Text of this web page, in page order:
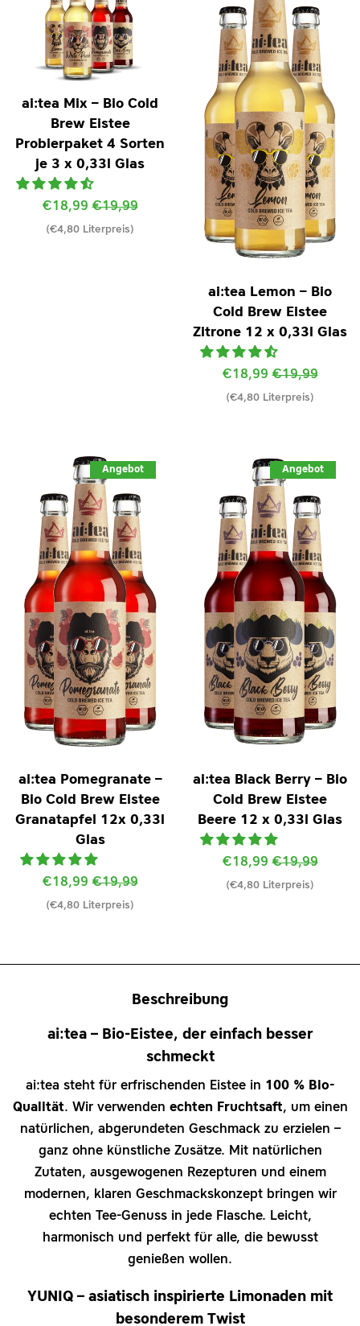
ai:tea Mix – Bio Cold
Brew Eistee
Probierpaket 4 Sorten
je 3 x 0,33l Glas
Sonderpreis
€18,99Normaler
Preis
€19,99
(€4,80 Literpreis)
ai:tea Lemon – Bio
Cold Brew Eistee
Zitrone 12 x 0,33l Glas
Sonderpreis
€18,99Normaler
Preis
€19,99
(€4,80 Literpreis)
ai:tea Pomegranate –
Bio Cold Brew Eistee
Granatapfel 12x 0,33l
Glas
Sonderpreis
€18,99Normaler
Preis
€19,99
(€4,80 Literpreis)
Angebot
ai:tea Black Berry – Bio
Cold Brew Eistee
Beere 12 x 0,33l Glas
Sonderpreis
€18,99Normaler
Preis
€19,99
(€4,80 Literpreis)
Angebot
Beschreibung
ai:tea – Bio-Eistee, der einfach besser
schmeckt
ai:tea steht für erfrischenden Eistee in 100 % Bio-
Qualität. Wir verwenden echten Fruchtsaft, um einen
natürlichen, abgerundeten Geschmack zu erzielen –
ganz ohne künstliche Zusätze. Mit natürlichen
Zutaten, ausgewogenen Rezepturen und einem
modernen, klaren Geschmackskonzept bringen wir
echten Tee-Genuss in jede Flasche. Leicht,
harmonisch und perfekt für alle, die bewusst
genießen wollen.
YUNIQ – asiatisch inspirierte Limonaden mit
besonderem Twist